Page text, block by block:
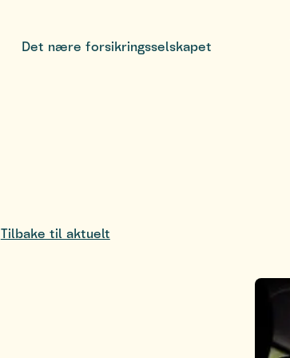
Det nære forsikringsselskapet
Tilbake til aktuelt